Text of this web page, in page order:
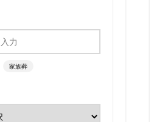
家族葬